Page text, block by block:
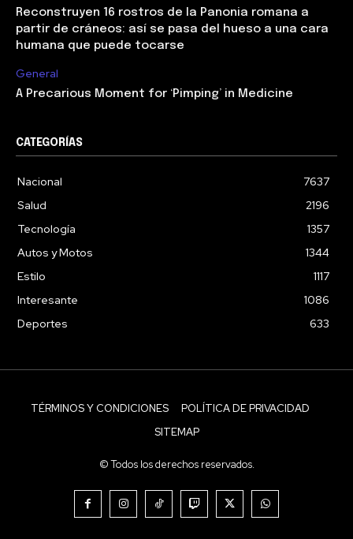
Reconstruyen 16 rostros de la Panonia romana a
partir de cráneos: así se pasa del hueso a una cara
humana que puede tocarse
General
A Precarious Moment for ‘Pimping’ in Medicine
CATEGORÍAS
Nacional
7637
Salud
2196
Tecnología
1357
Autos y Motos
1344
Estilo
1117
Interesante
1086
Deportes
633
TÉRMINOS Y CONDICIONES
POLÍTICA DE PRIVACIDAD
SITEMAP
© Todos los derechos reservados.